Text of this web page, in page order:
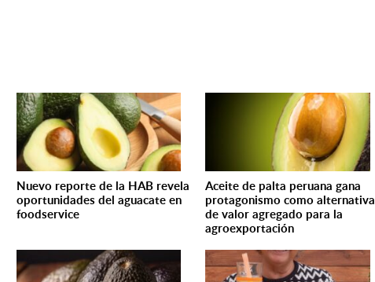
Nuevo reporte de la HAB revela
oportunidades del aguacate en
foodservice
Aceite de palta peruana gana
protagonismo como alternativa
de valor agregado para la
agroexportación